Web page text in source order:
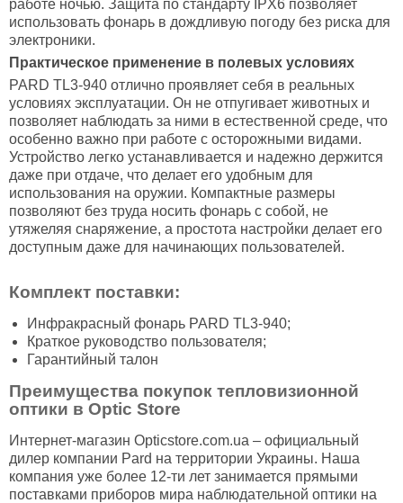
работе ночью. Защита по стандарту IPX6 позволяет
использовать фонарь в дождливую погоду без риска для
электроники.
Практическое применение в полевых условиях
PARD TL3-940 отлично проявляет себя в реальных
условиях эксплуатации. Он не отпугивает животных и
позволяет наблюдать за ними в естественной среде, что
особенно важно при работе с осторожными видами.
Устройство легко устанавливается и надежно держится
даже при отдаче, что делает его удобным для
использования на оружии. Компактные размеры
позволяют без труда носить фонарь с собой, не
утяжеляя снаряжение, а простота настройки делает его
доступным даже для начинающих пользователей.
Комплект поставки:
Инфракрасный фонарь PARD TL3-940;
Краткое руководство пользователя;
Гарантийный талон
Преимущества покупок тепловизионной
оптики в Optic Store
Интернет-магазин Opticstore.com.ua – официальный
дилер компании Pard на территории Украины. Наша
компания уже более 12-ти лет занимается прямыми
поставками приборов мира наблюдательной оптики на